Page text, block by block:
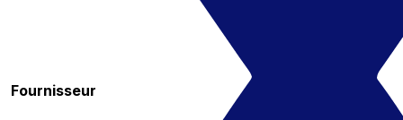
Fournisseur